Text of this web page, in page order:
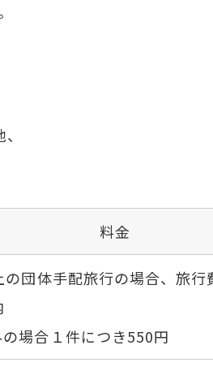
料金
の団体手配旅行の場合、旅行
の場合１件につき550円